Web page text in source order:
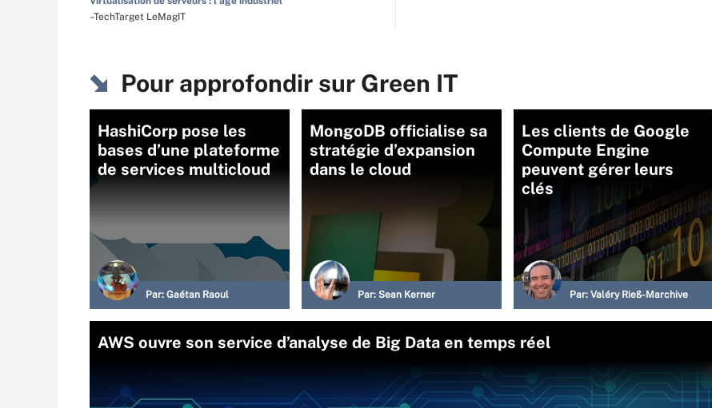
–TechTarget LeMagIT
Pour approfondir sur Green IT
HashiCorp pose les
bases d’une plateforme
de services multicloud
Par: Gaétan Raoul
MongoDB officialise sa
stratégie d’expansion
dans le cloud
Par: Sean Kerner
Les clients de Google
Compute Engine
peuvent gérer leurs
clés
Par: Valéry Rieß-Marchive
AWS ouvre son service d’analyse de Big Data en temps réel